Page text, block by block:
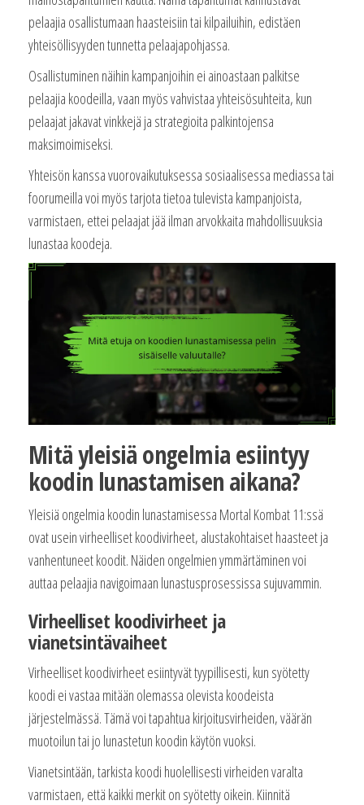
pelaajia osallistumaan haasteisiin tai kilpailuihin, edistäen
yhteisöllisyyden tunnetta pelaajapohjassa.
Osallistuminen näihin kampanjoihin ei ainoastaan palkitse
pelaajia koodeilla, vaan myös vahvistaa yhteisösuhteita, kun
pelaajat jakavat vinkkejä ja strategioita palkintojensa
maksimoimiseksi.
Yhteisön kanssa vuorovaikutuksessa sosiaalisessa mediassa tai
foorumeilla voi myös tarjota tietoa tulevista kampanjoista,
varmistaen, ettei pelaajat jää ilman arvokkaita mahdollisuuksia
lunastaa koodeja.
Mitä yleisiä ongelmia esiintyy
koodin lunastamisen aikana?
Yleisiä ongelmia koodin lunastamisessa Mortal Kombat 11:ssä
ovat usein virheelliset koodivirheet, alustakohtaiset haasteet ja
vanhentuneet koodit. Näiden ongelmien ymmärtäminen voi
auttaa pelaajia navigoimaan lunastusprosessissa sujuvammin.
Virheelliset koodivirheet ja
vianetsintävaiheet
Virheelliset koodivirheet esiintyvät tyypillisesti, kun syötetty
koodi ei vastaa mitään olemassa olevista koodeista
järjestelmässä. Tämä voi tapahtua kirjoitusvirheiden, väärän
muotoilun tai jo lunastetun koodin käytön vuoksi.
Vianetsintään, tarkista koodi huolellisesti virheiden varalta
varmistaen, että kaikki merkit on syötetty oikein. Kiinnitä